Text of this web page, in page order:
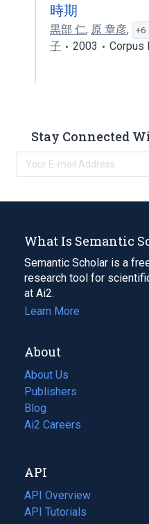
時期
黒部 仁, 原 章彦, +6
子
2003 Corpus
Stay Connected
What Is Semantic
Semantic Scholar is a
research tool for
at Ai2.
Learn More
About
About Us
Publishers
Blog
(opens
in
tab)
Ai2 Careers
(opens
new
tab)
API
API Overview
API Tutorials